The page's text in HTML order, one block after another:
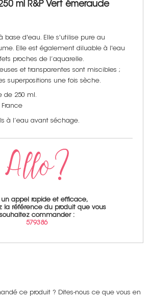
ml R&P Vert émeraude
base d'eau. Elle s'utilise pure au
Elle est également diluable à l'eau
proches de l’aquarelle.
et transparentes sont miscibles ;
superpositions une fois sèche.
de 250 ml.
France
à l’eau avant séchage.
un appel rapide et efficace,
la référence du produit que vous
souhaitez commander :
579386
ce produit ? Dites-nous ce que vous en